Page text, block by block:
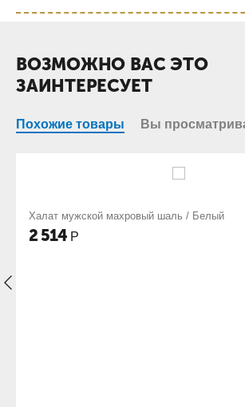
ВОЗМОЖНО ВАС ЭТО
ЗАИНТЕРЕСУЕТ
Похожие товары Вы
/ Белый Мужской